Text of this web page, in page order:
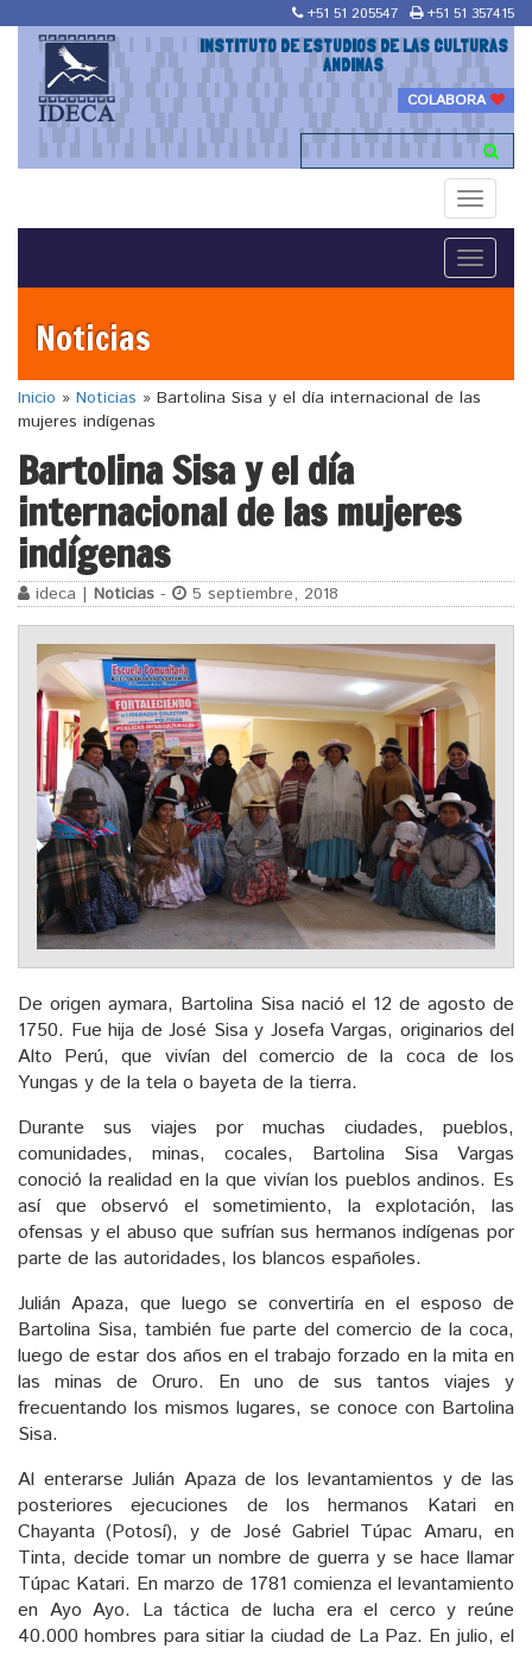
+51 51 205547 +51 51 357415
INSTITUTO DE ESTUDIOS DE LAS CULTURAS
ANDINAS
COLABORA
Toggle
Toggle
Noticias
Inicio » Noticias » Bartolina Sisa y el día internacional de las
mujeres indígenas
Bartolina Sisa y el día
internacional de las mujeres
indígenas
ideca | Noticias - 5 septiembre, 2018
De origen aymara, Bartolina Sisa nació el 12 de agosto de
1750. Fue hija de José Sisa y Josefa Vargas, originarios del
Alto Perú, que vivían del comercio de la coca de los
Yungas y de la tela o bayeta de la tierra.
Durante sus viajes por muchas ciudades, pueblos,
comunidades, minas, cocales, Bartolina Sisa Vargas
conoció la realidad en la que vivían los pueblos andinos. Es
así que observó el sometimiento, la explotación, las
ofensas y el abuso que sufrían sus hermanos indígenas por
parte de las autoridades, los blancos españoles.
Julián Apaza, que luego se convertiría en el esposo de
Bartolina Sisa, también fue parte del comercio de la coca,
luego de estar dos años en el trabajo forzado en la mita en
las minas de Oruro. En uno de sus tantos viajes y
frecuentando los mismos lugares, se conoce con Bartolina
Sisa.
Al enterarse Julián Apaza de los levantamientos y de las
posteriores ejecuciones de los hermanos Katari en
Chayanta (Potosí), y de José Gabriel Túpac Amaru, en
Tinta, decide tomar un nombre de guerra y se hace llamar
Túpac Katari. En marzo de 1781 comienza el levantamiento
en Ayo Ayo. La táctica de lucha era el cerco y reúne
40.000 hombres para sitiar la ciudad de La Paz. En julio, el